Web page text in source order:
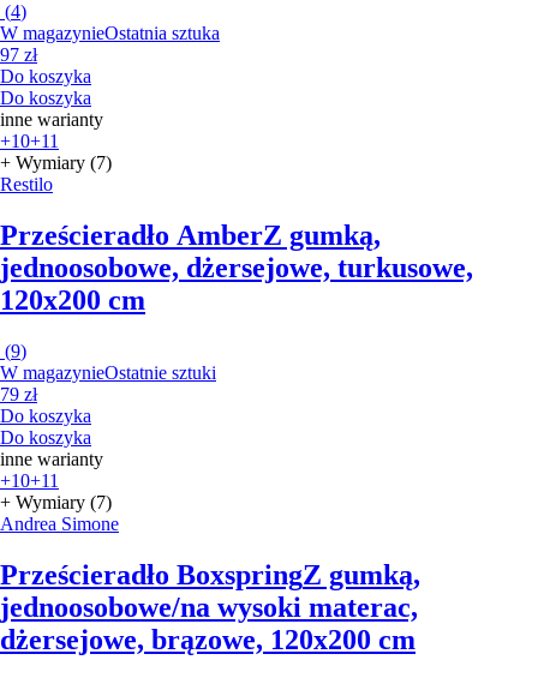
(4)
W magazynieOstatnia sztuka
97 zł
Do koszyka
Do koszyka
inne warianty
+10+11
+ Wymiary (7)
Restilo
Prześcieradło AmberZ gumką,
jednoosobowe, dżersejowe, turkusowe,
120x200 cm
(9)
W magazynieOstatnie sztuki
79 zł
Do koszyka
Do koszyka
inne warianty
+10+11
+ Wymiary (7)
Andrea Simone
Prześcieradło BoxspringZ gumką,
jednoosobowe/na wysoki materac,
dżersejowe, brązowe, 120x200 cm